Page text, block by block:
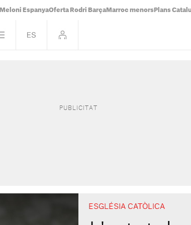
Meloni EspanyaOferta Rodri Barça Marroc menors Plans
ESGLÉSIA CATÒLICA